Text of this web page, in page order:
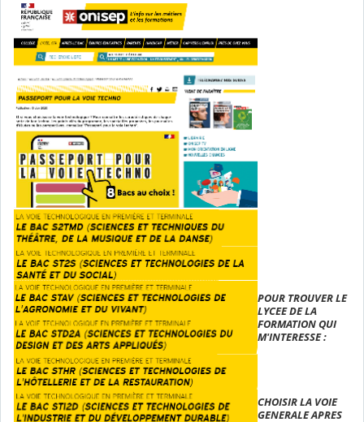
POUR TROUVER LE
LYCEE DE LA
FORMATION QUI
M'INTERESSE :
CHOISIR LA VOIE
GENERALE APRES